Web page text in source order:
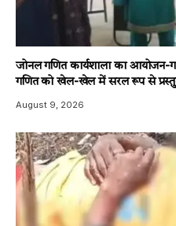
जोनल गणित कार्यशाला का आयोजन-
गणित को खेल-खेल में सरल रूप से
August 9, 2026